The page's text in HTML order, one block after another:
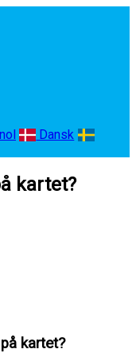
Dansk
kartet?
kartet?